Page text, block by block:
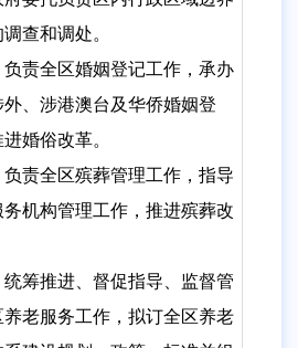
查和调处。
负责全区婚姻登记工作，承办
外、涉港澳台及华侨婚姻登
婚俗改革。
负责全区殡葬管理工作，指导
务机构管理工作，推进殡葬改
统筹推进、督促指导、监督管
养老服务工作，拟订全区养老